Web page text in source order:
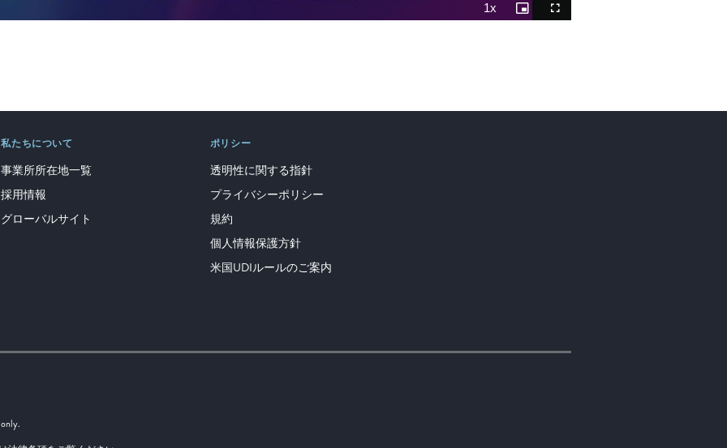
1xPlayback
Rate
Picture-
in-
Fullscreen
私たちについて
事業所所在地一覧
採用情報
グローバルサイト
ポリシー
透明性に関する指針
プライバシーポリシー
規約
個人情報保護方針
米国UDIルールのご案内